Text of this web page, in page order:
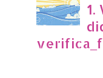
1.